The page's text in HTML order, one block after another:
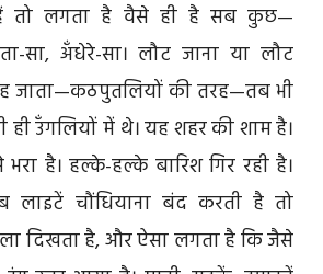
तो लगता है वैसे ही है सब कुछ—
सा, अँधेरे-सा। लौट जाना या लौट
जाता—कठपुतलियों की तरह—तब भी
ही उँगलियों में थे। यह शहर की शाम है।
है। हल्के-हल्के बारिश गिर रही है।
चौंधियाना बंद करती है तो
दिखता है, और ऐसा लगता है कि जैसे